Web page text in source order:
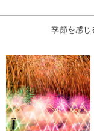
季節を感じ